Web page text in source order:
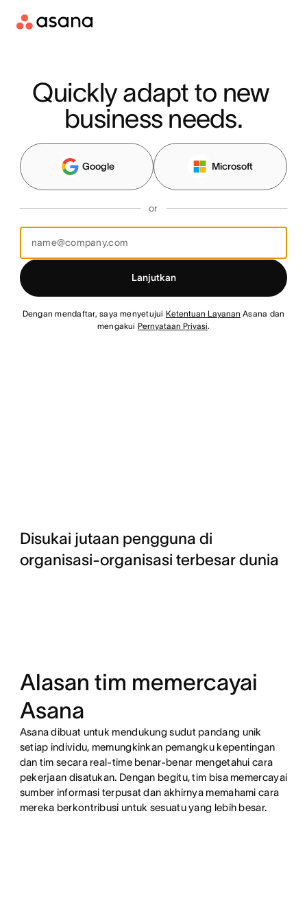
Quickly adapt to new
business needs.
Google Microsoft
or
Lanjutkan
Dengan mendaftar, saya menyetujui Ketentuan Layanan Asana dan
mengakui Pernyataan Privasi.
Disukai jutaan pengguna di
organisasi-organisasi terbesar dunia
Alasan tim memercayai
Asana
Asana dibuat untuk mendukung sudut pandang unik
setiap individu, memungkinkan pemangku kepentingan
dan tim secara real-time benar-benar mengetahui cara
pekerjaan disatukan. Dengan begitu, tim bisa memercayai
sumber informasi terpusat dan akhirnya memahami cara
mereka berkontribusi untuk sesuatu yang lebih besar.